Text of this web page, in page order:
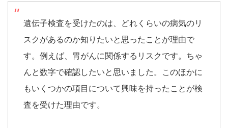
遺伝子検査を受けたのは、どれくらいの病気のリ
スクがあるのか知りたいと思ったことが理由で
す。例えば、胃がんに関係するリスクです。ちゃ
んと数字で確認したいと思いました。このほかに
もいくつかの項目について興味を持ったことが検
査を受けた理由です。